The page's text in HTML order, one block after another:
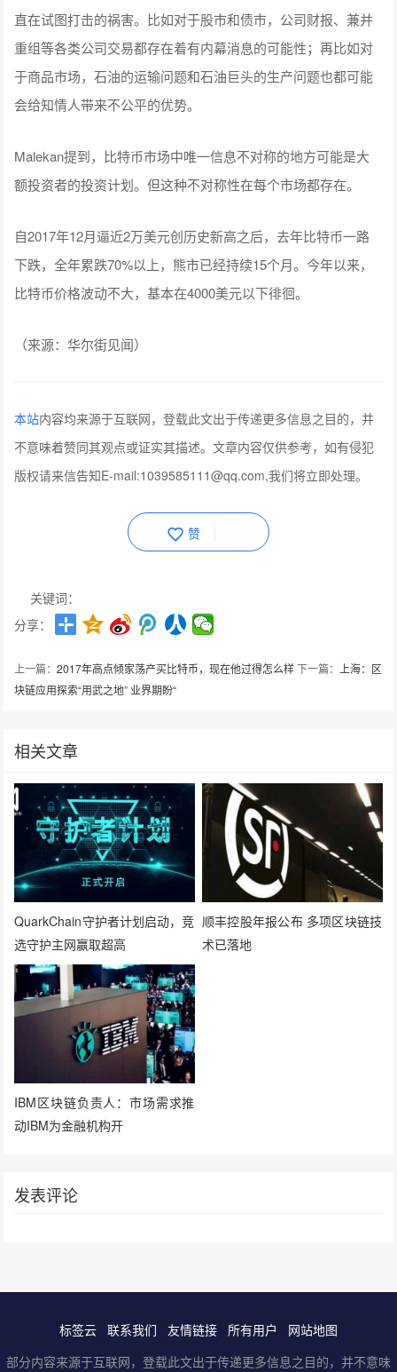
直在试图打击的祸害。比如对于股市和债市，公司财报、兼并
重组等各类公司交易都存在着有内幕消息的可能性；再比如对
于商品市场，石油的运输问题和石油巨头的生产问题也都可能
会给知情人带来不公平的优势。
Malekan提到，比特币市场中唯一信息不对称的地方可能是大
额投资者的投资计划。但这种不对称性在每个市场都存在。
自2017年12月逼近2万美元创历史新高之后，去年比特币一路
下跌，全年累跌70%以上，熊市已经持续15个月。今年以来，
比特币价格波动不大，基本在4000美元以下徘徊。
（来源：华尔街见闻）
本站内容均来源于互联网，登载此文出于传递更多信息之目的，并
不意味着赞同其观点或证实其描述。文章内容仅供参考，如有侵犯
版权请来信告知E-mail:1039585111@qq.com,我们将立即处理。
赞
关键词：
分享：
上一篇：2017年高点倾家荡产买比特币，现在他过得怎么样下一篇：
上海：区
块链应用探索“用武之地” 业界期盼“
相关文章
QuarkChain守护者计划启动，竞
选守护主网赢取超高
顺丰控股年报公布 多项区块链技
术已落地
IBM区块链负责人：市场需求推
动IBM为金融机构开
发表评论
标签云 联系我们 友情链接 所有用户
网站地图
部分内容来源于互联网，登载此文出于传递更多信息之目的，并不意味